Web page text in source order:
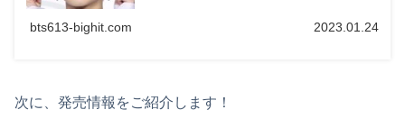
bts613-bighit.com 2023.01.24
次に、発売情報をご紹介します！